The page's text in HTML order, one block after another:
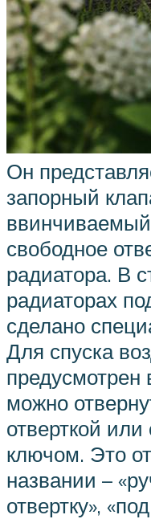
Он
запорный
свободное
радиатора. В
радиаторах
сделано
Для спуска
предусмотрен
можно
отверткой
ключом. Это
названии –
отвертку»,